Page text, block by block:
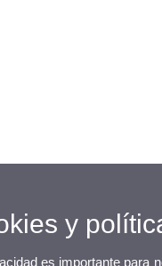
y
es importante para